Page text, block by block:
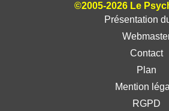
©2005-2026 Le
Présentation
Contact
Plan
Mention
RGPD